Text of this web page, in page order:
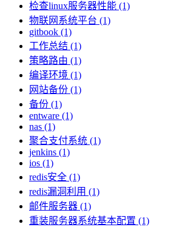
检查linux服务器性能 (1)
物联网系统平台 (1)
gitbook (1)
工作总结 (1)
策略路由 (1)
编译环境 (1)
网站备份 (1)
备份 (1)
entware (1)
nas (1)
聚合支付系统 (1)
jenkins (1)
ios (1)
redis安全 (1)
redis漏洞利用 (1)
邮件服务器 (1)
重装服务器系统基本配置 (1)